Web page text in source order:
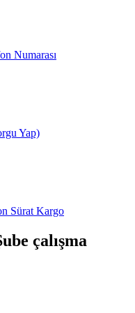
Numarası
Yap)
Sürat Kargo
çalışma